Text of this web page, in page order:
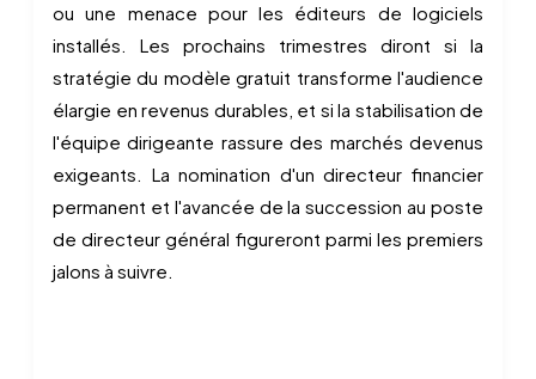
ou une menace pour les éditeurs de logiciels
installés. Les prochains trimestres diront si la
stratégie du modèle gratuit transforme l'audience
élargie en revenus durables, et si la stabilisation de
l'équipe dirigeante rassure des marchés devenus
exigeants. La nomination d'un directeur financier
permanent et l'avancée de la succession au poste
de directeur général figureront parmi les premiers
jalons à suivre.